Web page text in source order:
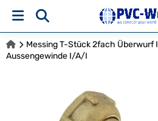
Messing T-Stück 2fach Überwurf
Aussengewinde I/A/I